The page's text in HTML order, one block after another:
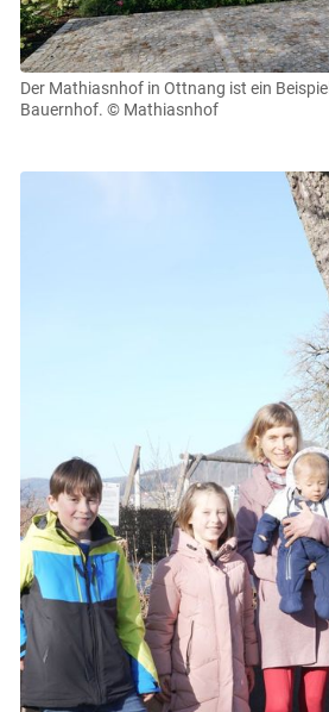
Der Mathiasnhof in Ottnang ist ein
Bauernhof. © Mathiasnhof